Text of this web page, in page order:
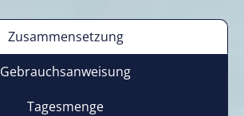
Zusammensetzung
Gebrauchsanweisung
Tagesmenge